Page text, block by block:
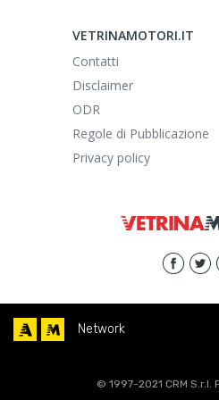
VETRINAMOTORI.IT
Contatti
Disclaimer
ODR
Regole di Pubblicazione
Privacy policy
Network
© 1997-2021 CRM S.r.l.